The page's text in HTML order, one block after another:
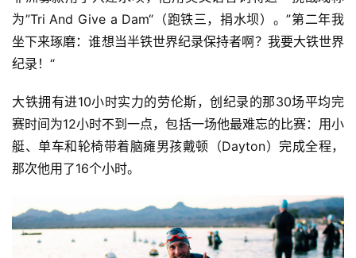
为”Tri And Give a Dam“（跑铁三，捐水坝）。”第二年我
坐下来琢磨：谁想当半铁世界纪录保持者啊？我要大铁世界
纪录！“
大铁拥有进10小时实力的劳伦斯，创纪录的那30场平均完
赛时间为12小时不到一点，包括一场他最难忘的比赛：用小
艇、单车和轮椅带着脑瘫男孩戴顿（Dayton）完成全程，
那次他用了16个小时。